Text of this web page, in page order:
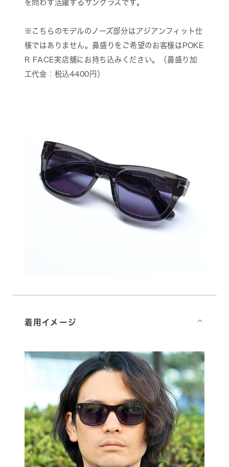
を問わず活躍するサングラスです。
※こちらのモデルのノーズ部分はアジアンフィット仕
様ではありません。鼻盛りをご希望のお客様はPOKE
R FACE実店舗にお持ち込みください。（鼻盛り加
工代金：税込4400円）
着用イメージ ⌵